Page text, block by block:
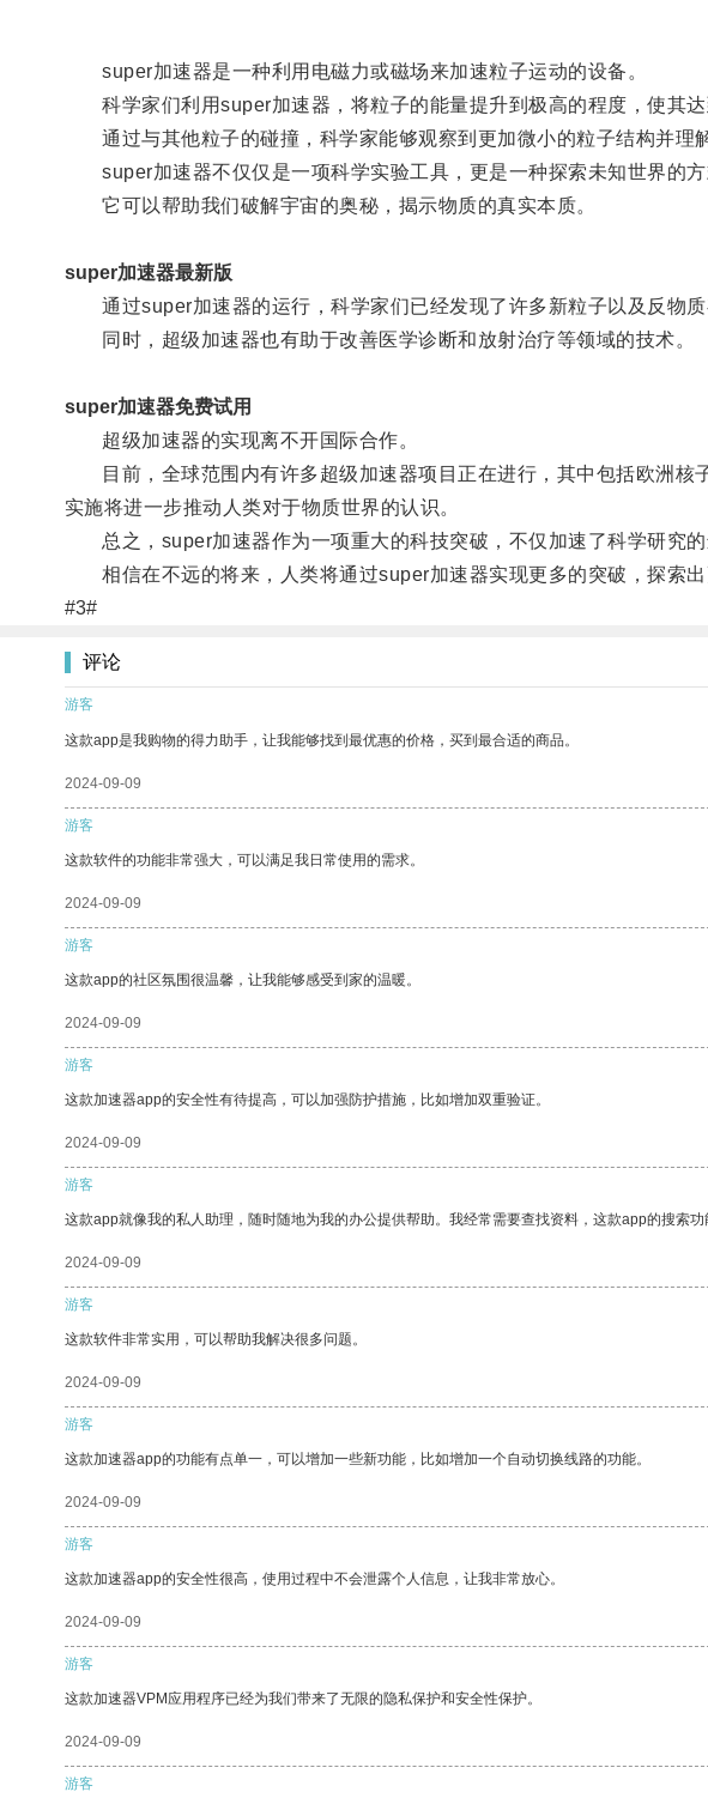
super加速器是一种利用电磁力或磁场来加速粒子运动的设备。
科学家们利用super加速器，将粒子的能量提升到极高的程度，使其达
通过与其他粒子的碰撞，科学家能够观察到更加微小的粒子结构并理解
super加速器不仅仅是一项科学实验工具，更是一种探索未知世界的方
它可以帮助我们破解宇宙的奥秘，揭示物质的真实本质。
super加速器最新版
通过super加速器的运行，科学家们已经发现了许多新粒子以及反物质
同时，超级加速器也有助于改善医学诊断和放射治疗等领域的技术。
super加速器免费试用
超级加速器的实现离不开国际合作。
目前，全球范围内有许多超级加速器项目正在进行，其中包括欧洲核
实施将进一步推动人类对于物质世界的认识。
总之，super加速器作为一项重大的科技突破，不仅加速了科学研究的
相信在不远的将来，人类将通过super加速器实现更多的突破，探索出
#3#
评论
游客
这款app是我购物的得力助手，让我能够找到最优惠的价格，买到最合适的商品。
2024-09-09
游客
这款软件的功能非常强大，可以满足我日常使用的需求。
2024-09-09
游客
这款app的社区氛围很温馨，让我能够感受到家的温暖。
2024-09-09
游客
这款加速器app的安全性有待提高，可以加强防护措施，比如增加双重验证。
2024-09-09
游客
这款app就像我的私人助理，随时随地为我的办公提供帮助。我经常需要查找资料，这款app的搜索功
2024-09-09
游客
这款软件非常实用，可以帮助我解决很多问题。
2024-09-09
游客
这款加速器app的功能有点单一，可以增加一些新功能，比如增加一个自动切换线路的功能。
2024-09-09
游客
这款加速器app的安全性很高，使用过程中不会泄露个人信息，让我非常放心。
2024-09-09
游客
这款加速器VPM应用程序已经为我们带来了无限的隐私保护和安全性保护。
2024-09-09
游客